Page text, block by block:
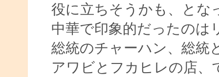
役に立ちそうかも、とな
中華で印象的だったのは
総統のチャーハン、総統
アワビとフカヒレの店、